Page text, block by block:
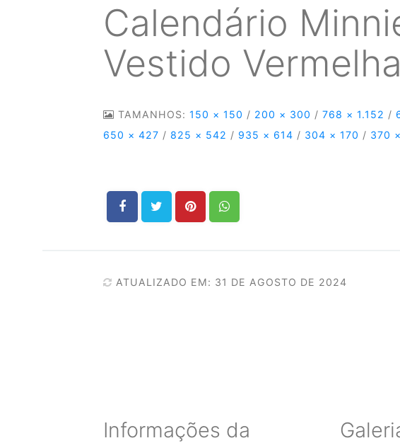
Calendário
Vestido
TAMANHOS:150 × 150 / 200 × 300 / 768 × 1.152 /
650 × 427 / 825 × 542 / 935 × 614 / 304 × 170 / 370
ATUALIZADO EM: 31 DE AGOSTO DE 2024
Informações da